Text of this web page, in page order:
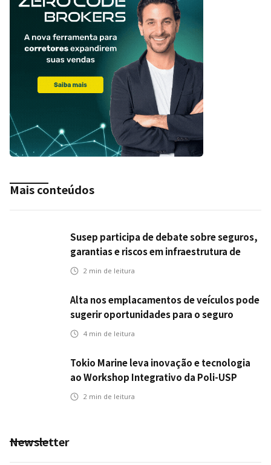
Mais conteúdos
Susep participa de debate sobre seguros,
garantias e riscos em infraestrutura de
transportes
2 min de leitura
Alta nos emplacamentos de veículos pode
sugerir oportunidades para o seguro
automotivo
4 min de leitura
Tokio Marine leva inovação e tecnologia
ao Workshop Integrativo da Poli-USP
2 min de leitura
Newsletter